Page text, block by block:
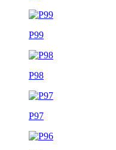
P99
P98
P97